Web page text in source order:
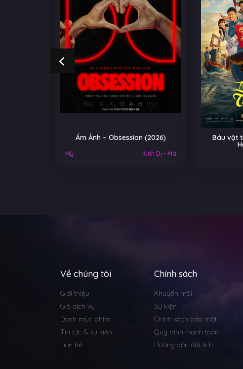
Ám Ảnh – Obsession (2026)
Mỹ Kinh Dị - Ma
Báu vật
Về chúng tôi
Giới thiệu
Giá dịch vụ
Danh mục phim
Tin tức & sự kiện
Liên hệ
Chính sách
Khuyến mãi
Sự kiện
Chính sách bảo mật
Quy trình thanh toán
Hướng dẫn đặt lịch